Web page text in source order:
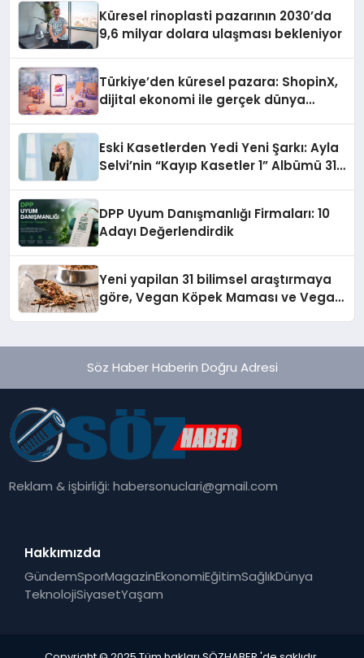
Küresel rinoplasti pazarının 2030’da
9,6 milyar dolara ulaşması bekleniyor
Türkiye’den küresel pazara: ShopinX,
dijital ekonomi ile gerçek dünya
Eski Kasetlerden Yedi Yeni Şarkı: Ayla
Selvi’nin “Kayıp Kasetler 1” Albümü 31
DPP Uyum Danışmanlığı Firmaları: 10
Adayı Değerlendirdik
Yeni yapilan 31 bilimsel araştırmaya
göre, Vegan Köpek Maması ve Vegan
Söz Haber Haberin Doğru Adresi
Reklam & işbirliği:habersonuclari@gmail.com
Hakkımızda
GündemSporMagazinEkonomiEğitimSağlıkDünya
TeknolojiSiyasetYaşam